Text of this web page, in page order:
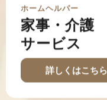
ホームヘルパー
家事・介護
サービス
詳しくはこちら